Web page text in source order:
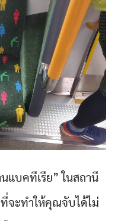
แบคทีเรีย” ในสถานี
ที่จะทำให้คุณจับได้ไม่